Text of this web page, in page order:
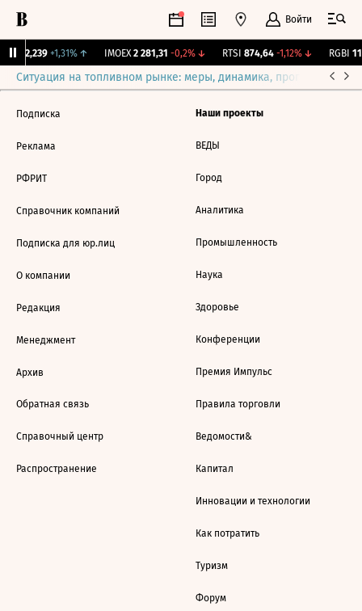
Войти
12,239 +1,31%↑ IMOEX 2 281,31 -0,2%↓ RTSI 874,64 -1,12%↓ RGBI
Ситуация на топливном рынке: меры, динамика, прогнозы
Подписка
Реклама
РФРИТ
Справочник компаний
Подписка для юр.лиц
О компании
Редакция
Менеджмент
Архив
Обратная связь
Справочный центр
Распространение
Наши проекты
ВЕДЫ
Город
Аналитика
Промышленность
Наука
Здоровье
Конференции
Премия Импульс
Правила торговли
Ведомости&
Капитал
Инновации и технологии
Как потратить
Туризм
Форум